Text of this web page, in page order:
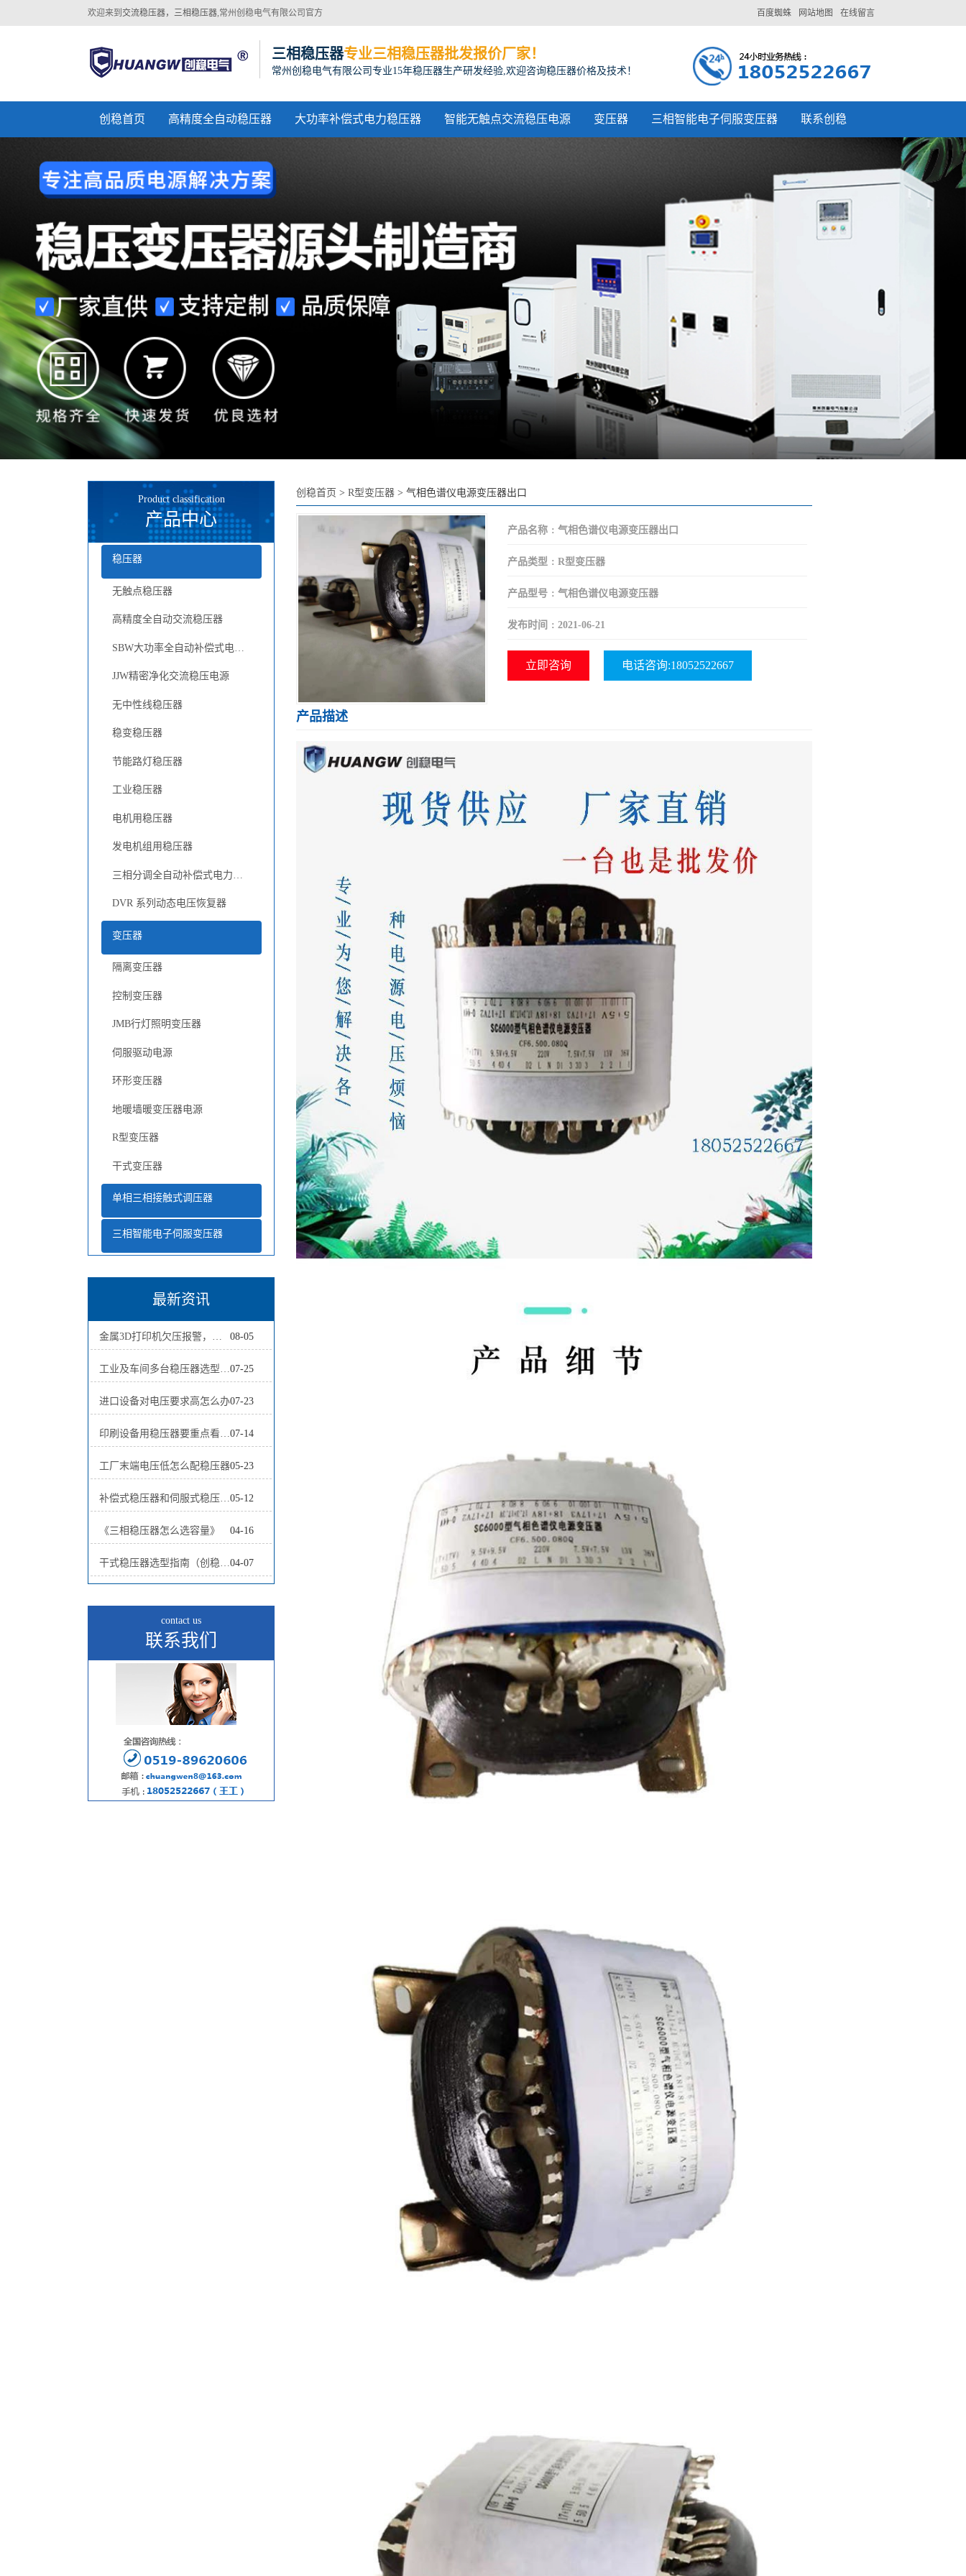
欢迎来到 交流稳压器，三相稳压器,常州创稳电气有限公司官方 在线留言
网站地图
百度蜘蛛
三相稳压器专业三相稳压器批发报价厂家！
常州创稳电气有限公司专业15年稳压器生产研发经验,欢迎咨询稳压器价格及技术！
创稳首页 高精度全自动稳压器 大功率补偿式电力稳压器 智能无触点交流稳压电源 变压器 三相智能电子伺服变压器 联系创稳
Product classification
产品中心
稳压器
无触点稳压器
高精度全自动交流稳压器
SBW大功率全自动补偿式电力稳压器
JJW精密净化交流稳压电源
无中性线稳压器
稳变稳压器
节能路灯稳压器
工业稳压器
电机用稳压器
发电机组用稳压器
DVR 系列动态电压恢复器
变压器
隔离变压器
控制变压器
JMB行灯照明变压器
伺服驱动电源
环形变压器
地暖墙暖变压器电源
R型变压器
干式变压器
单相三相接触式调压器
三相智能电子伺服变压器
最新资讯
08-05
工业及车间多台稳压器选型方案全面解析07-25
进口设备对电压要求高怎么办07-23
印刷设备用稳压器要重点看什么07-14
工厂末端电压低怎么配稳压器05-23
补偿式稳压器和伺服式稳压器哪个好05-12
《三相稳压器怎么选容量》 04-16
干式稳压器选型指南（创稳电气 2026版）04-07
contact us
联系我们
创稳首页 > R型变压器 > 气相色谱仪电源变压器出口
产品名称 : 气相色谱仪电源变压器出口
产品类型 : R型变压器
产品型号 : 气相色谱仪电源变压器
发布时间 : 2021-06-21
立即咨询 电话咨询:18052522667
产品描述